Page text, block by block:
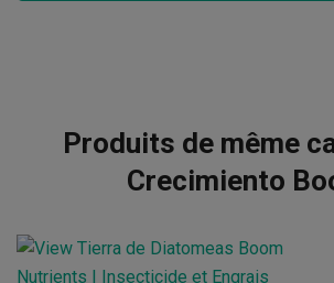
Produits de même
Crecimiento